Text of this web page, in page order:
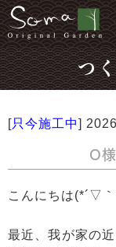
つ
[只今施工中]
O
こんにちは(*´▽
最近、我が家の